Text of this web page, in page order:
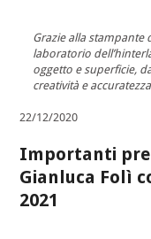
Grazie alla stampante
laboratorio
oggetto e superficie,
creatività e
22/12/2020
Importanti
Gianluca Folì
2021